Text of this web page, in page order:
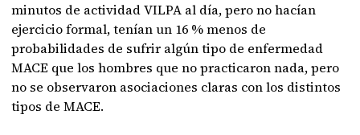
minutos de actividad VILPA al día, pero no hacían
ejercicio formal, tenían un 16 % menos de
probabilidades de sufrir algún tipo de enfermedad
MACE que los hombres que no practicaron nada, pero
no se observaron asociaciones claras con los distintos
tipos de MACE.